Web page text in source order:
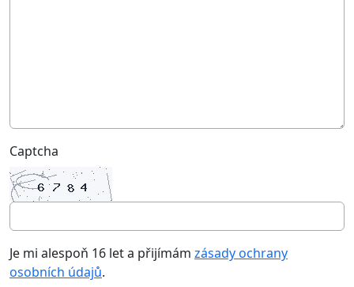
Captcha
Je mi alespoň 16 let a přijímám zásady ochrany
osobních údajů.